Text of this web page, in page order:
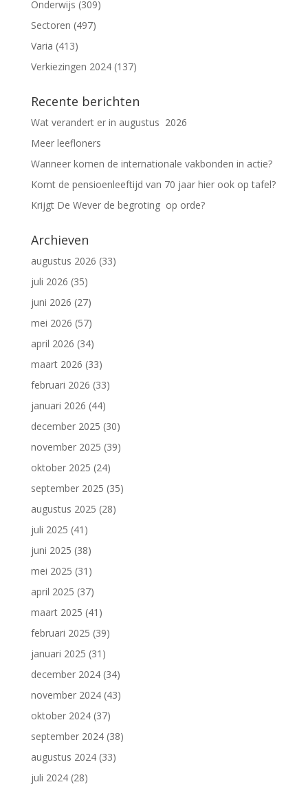
Onderwijs (309)
Sectoren (497)
Varia (413)
Verkiezingen 2024(137)
Recente berichten
Wat verandert er in augustus 2026
Meer leefloners
Wanneer komen de internationale vakbonden in actie?
Komt de pensioenleeftijd van 70 jaar hier ook op tafel?
Krijgt De Wever de begroting op orde?
Archieven
augustus 2026 (33)
juli 2026 (35)
juni 2026 (27)
mei 2026 (57)
april 2026 (34)
maart 2026 (33)
februari 2026 (33)
januari 2026 (44)
december 2025 (30)
november 2025 (39)
oktober 2025 (24)
september 2025 (35)
augustus 2025 (28)
juli 2025 (41)
juni 2025 (38)
mei 2025 (31)
april 2025 (37)
maart 2025 (41)
februari 2025 (39)
januari 2025 (31)
december 2024(34)
november 2024(43)
oktober 2024(37)
september 2024(38)
augustus 2024(33)
juli 2024(28)